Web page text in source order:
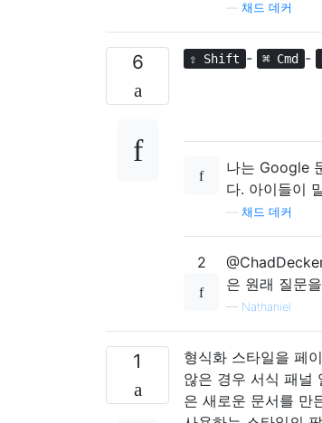
채드 데커
6 ⇧ Shift - ⌘ Cmd -
나는 Google
다. 아이들이
채드 데커
2
은 원래 질문
— Nathaniel
1
형식화 스타일을 페
않은 경우 서식 패널
은 새로운 문서를 만